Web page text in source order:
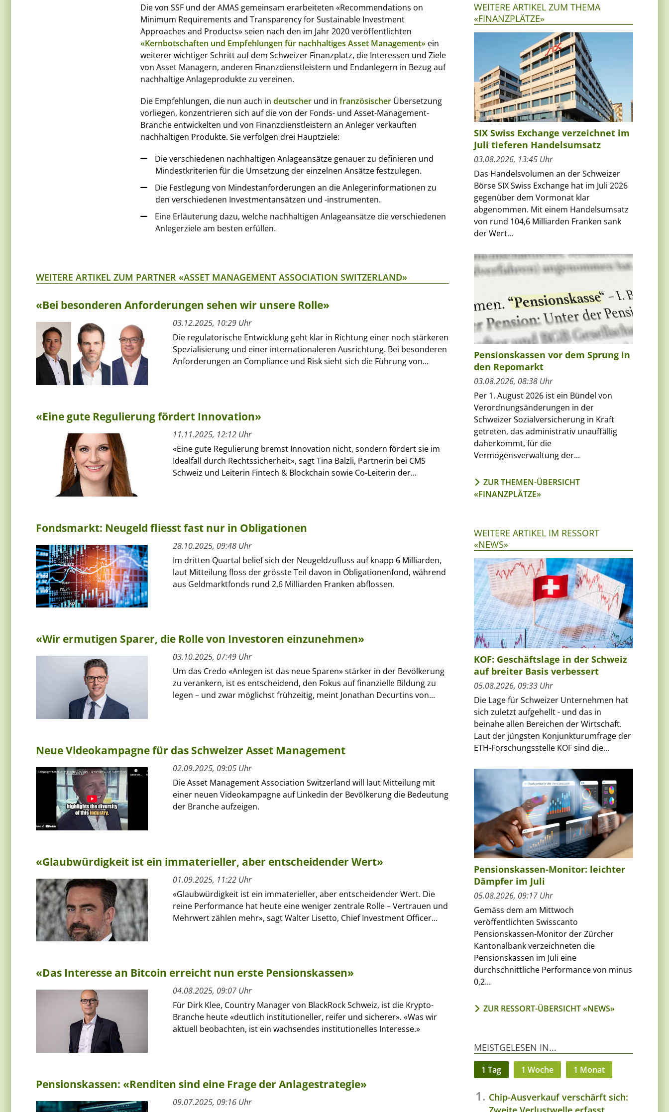
Die von SSF und der AMAS gemeinsam erarbeiteten «Recommendations on
Minimum Requirements and Transparency for Sustainable Investment
Approaches and Products» seien nach den im Jahr 2020 veröffentlichten
«Kernbotschaften und Empfehlungen für nachhaltiges Asset Management» ein
weiterer wichtiger Schritt auf dem Schweizer Finanzplatz, die Interessen und Ziele
von Asset Managern, anderen Finanzdienstleistern und Endanlegern in Bezug auf
nachhaltige Anlageprodukte zu vereinen.
Die Empfehlungen, die nun auch in deutscher und in französischer Übersetzung
vorliegen, konzentrieren sich auf die von der Fonds- und Asset-Management-
Branche entwickelten und von Finanzdienstleistern an Anleger verkauften
nachhaltigen Produkte. Sie verfolgen drei Hauptziele:
Die verschiedenen nachhaltigen Anlageansätze genauer zu definieren und
Mindestkriterien für die Umsetzung der einzelnen Ansätze festzulegen.
Die Festlegung von Mindestanforderungen an die Anlegerinformationen zu
den verschiedenen Investmentansätzen und -instrumenten.
Eine Erläuterung dazu, welche nachhaltigen Anlageansätze die verschiedenen
Anlegerziele am besten erfüllen.
WEITERE ARTIKEL ZUM PARTNER «ASSET MANAGEMENT ASSOCIATION SWITZERLAND»
«Bei besonderen Anforderungen sehen wir unsere Rolle»
03.12.2025, 10:29 Uhr
Die regulatorische Entwicklung geht klar in Richtung einer noch stärkeren
Spezialisierung und einer internationaleren Ausrichtung. Bei besonderen
Anforderungen an Compliance und Risk sieht sich die Führung von...
«Eine gute Regulierung fördert Innovation»
11.11.2025, 12:12 Uhr
«Eine gute Regulierung bremst Innovation nicht, sondern fördert sie im
Idealfall durch Rechtssicherheit», sagt Tina Balzli, Partnerin bei CMS
Schweiz und Leiterin Fintech & Blockchain sowie Co-Leiterin der...
Fondsmarkt: Neugeld fliesst fast nur in Obligationen
28.10.2025, 09:48 Uhr
Im dritten Quartal belief sich der Neugeldzufluss auf knapp 6 Milliarden,
laut Mitteilung floss der grösste Teil davon in Obligationenfond, während
aus Geldmarktfonds rund 2,6 Milliarden Franken abflossen.
«Wir ermutigen Sparer, die Rolle von Investoren einzunehmen»
03.10.2025, 07:49 Uhr
Um das Credo «Anlegen ist das neue Sparen» stärker in der Bevölkerung
zu verankern, ist es entscheidend, den Fokus auf finanzielle Bildung zu
legen – und zwar möglichst frühzeitig, meint Jonathan Decurtins von...
Neue Videokampagne für das Schweizer Asset Management
02.09.2025, 09:05 Uhr
Die Asset Management Association Switzerland will laut Mitteilung mit
einer neuen Videokampagne auf Linkedin der Bevölkerung die Bedeutung
der Branche aufzeigen.
«Glaubwürdigkeit ist ein immaterieller, aber entscheidender Wert»
01.09.2025, 11:22 Uhr
«Glaubwürdigkeit ist ein immaterieller, aber entscheidender Wert. Die
reine Performance hat heute eine weniger zentrale Rolle – Vertrauen und
Mehrwert zählen mehr», sagt Walter Lisetto, Chief Investment Officer...
«Das Interesse an Bitcoin erreicht nun erste Pensionskassen»
04.08.2025, 09:07 Uhr
Für Dirk Klee, Country Manager von BlackRock Schweiz, ist die Krypto-
Branche heute «deutlich institutioneller, reifer und sicherer». «Was wir
aktuell beobachten, ist ein wachsendes institutionelles Interesse.»
Pensionskassen: «Renditen sind eine Frage der Anlagestrategie»
09.07.2025, 09:16 Uhr
WEITERE ARTIKEL ZUM THEMA
«FINANZPLÄTZE»
SIX Swiss Exchange verzeichnet im
Juli tieferen Handelsumsatz
03.08.2026, 13:45 Uhr
Das Handelsvolumen an der Schweizer
Börse SIX Swiss Exchange hat im Juli 2026
gegenüber dem Vormonat klar
abgenommen. Mit einem Handelsumsatz
von rund 104,6 Milliarden Franken sank
der Wert...
Pensionskassen vor dem Sprung in
den Repomarkt
03.08.2026, 08:38 Uhr
Per 1. August 2026 ist ein Bündel von
Verordnungsänderungen in der
Schweizer Sozialversicherung in Kraft
getreten, das administrativ unauffällig
daherkommt, für die
Vermögensverwaltung der...
ZUR THEMEN-ÜBERSICHT
«FINANZPLÄTZE»
WEITERE ARTIKEL IM RESSORT
«NEWS»
KOF: Geschäftslage in der Schweiz
auf breiter Basis verbessert
05.08.2026, 09:33 Uhr
Die Lage für Schweizer Unternehmen hat
sich zuletzt aufgehellt - und das in
beinahe allen Bereichen der Wirtschaft.
Laut der jüngsten Konjunkturumfrage der
ETH-Forschungsstelle KOF sind die...
Pensionskassen-Monitor: leichter
Dämpfer im Juli
05.08.2026, 09:17 Uhr
Gemäss dem am Mittwoch
veröffentlichten Swisscanto
Pensionskassen-Monitor der Zürcher
Kantonalbank verzeichneten die
Pensionskassen im Juli eine
durchschnittliche Performance von minus
0,2...
ZUR RESSORT-ÜBERSICHT «NEWS»
MEISTGELESEN IN...
1 Tag 1 Woche 1 Monat
Chip-Ausverkauf verschärft sich: